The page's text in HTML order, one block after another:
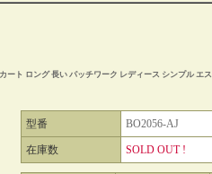
ト ロング 長い パッチワーク レディース シンプル エ
型番 BO2056-AJ
在庫数 SOLD OUT !